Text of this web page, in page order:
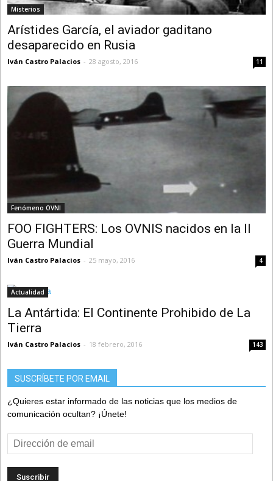
Misterios
Arístides García, el aviador gaditano
desaparecido en Rusia
Iván Castro Palacios - 28 agosto, 2016 11
Fenómeno OVNI
FOO FIGHTERS: Los OVNIS nacidos en la II
Guerra Mundial
Iván Castro Palacios - 25 mayo, 2016 4
Actualidad
La Antártida: El Continente Prohibido de La
Tierra
Iván Castro Palacios - 18 febrero, 2016 143
SUSCRÍBETE POR EMAIL
¿Quieres estar informado de las noticias que los medios de
comunicación ocultan? ¡Únete!
Dirección
de
email